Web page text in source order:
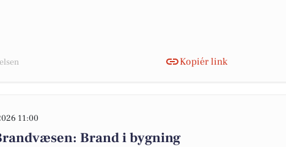
Kopiér link
11:00
Brand i bygning